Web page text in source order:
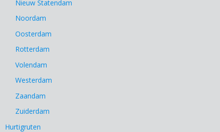
Nieuw Statendam
Noordam
Oosterdam
Rotterdam
Volendam
Westerdam
Zaandam
Zuiderdam
Hurtigruten